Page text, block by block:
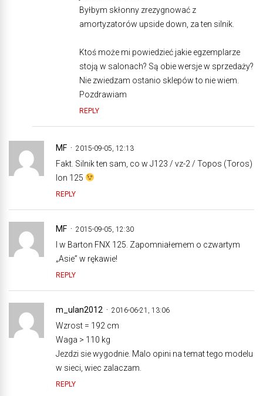
Byłbym skłonny zrezygnować z
amortyzatorów upside down, za ten silnik.
Ktoś może mi powiedzieć jakie egzemplarze
stoją w salonach? Są obie wersje w sprzedaży?
Nie zwiedzam ostanio sklepów to nie wiem.
Pozdrawiam
REPLY
MF 2015-09-05, 12:13
Fakt. Silnik ten sam, co w J123 / vz-2 / Topos (Toros)
Ion 125
REPLY
MF 2015-09-05, 12:30
I w Barton FNX 125. Zapomniałemem o czwartym
„Asie” w rękawie!
REPLY
m_ulan2012 2016-06-21, 13:06
Wzrost = 192 cm
Waga > 110 kg
Jezdzi sie wygodnie. Malo opini na temat tego modelu
w sieci, wiec zalaczam.
REPLY